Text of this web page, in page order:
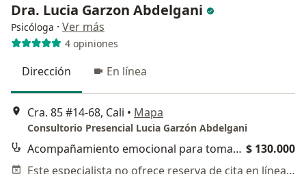
Dra. Lucia Garzon Abdelgani
Psicóloga · Ver más
4 opiniones
Dirección En línea
Cra. 85 #14-68, Cali • Mapa
Consultorio Presencial Lucia Garzón Abdelgani
Acompañamiento emocional para tomar decisiones $ 130.000
Este especialista no ofrece reserva de cita en línea en esta dirección.